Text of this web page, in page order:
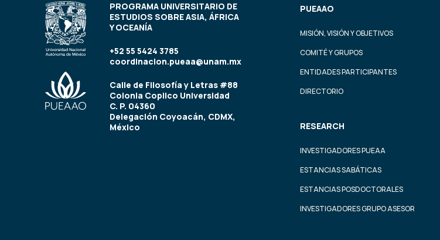
PROGRAMA UNIVERSITARIO DE
ESTUDIOS SOBRE ASIA, ÁFRICA
Y OCEANÍA
+52 55 5424 3785
coordinacion.pueaa@unam.mx
Calle de Filosofía y Letras #88
Colonia Copilco Universidad
C. P. 04360
Delegación Coyoacán, CDMX,
México
PUEAAO
MISIÓN, VISIÓN Y OBJETIVOS
COMITÉ Y GRUPOS
ENTIDADES PARTICIPANTES
DIRECTORIO
RESEARCH
INVESTIGADORES PUEAA
ESTANCIAS SABÁTICAS
ESTANCIAS POSDOCTORALES
INVESTIGADORES GRUPO ASESOR